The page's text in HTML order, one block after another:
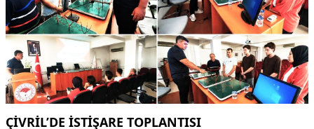
ÇİVRİL’DE İSTİŞARE TOPLANTISI